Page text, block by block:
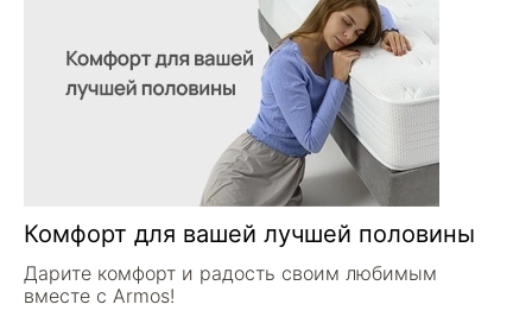
Комфорт для вашей лучшей половины
Дарите комфорт и радость своим любимым
вместе с Armos!